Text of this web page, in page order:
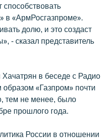
в «АрмРосгазпроме».
долю, и это создаст
- сказал представитель
в беседе с Радио
образом «Газпром» почти
тем не менее, было
прошлого года.
России в отношении